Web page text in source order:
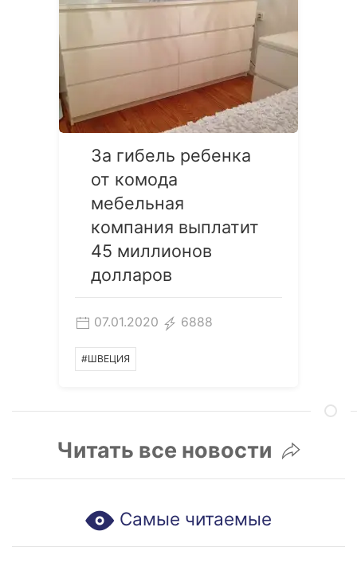
За гибель ребенка
от комода
мебельная
компания выплатит
45 миллионов
долларов
07.01.2020 6888
#ШВЕЦИЯ
Читать все новости
Самые читаемые